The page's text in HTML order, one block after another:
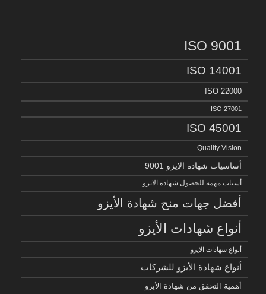
ISO 9001
ISO 14001
ISO 22000
ISO 27001
ISO 45001
Quality Vision
أساسيات شهادة الايزو 9001
أسباب مهمة للحصول شهادة الايزو
أفضل جهات منح شهادة الأيزو
أنواع شهادات الأيزو
أنواع شهادات الايزو
أنواع شهادة الأيزو للشركات
أهمية التحقق من شهادة الأيزو